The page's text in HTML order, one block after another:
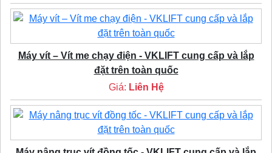
Máy vít – Vít me chạy điện - VKLIFT cung cấp và lắp
đặt trên toàn quốc
Giá: Liên Hệ